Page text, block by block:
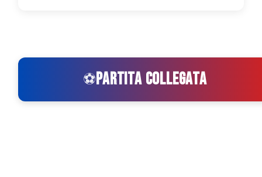
⚽PARTITA COLLEGATA